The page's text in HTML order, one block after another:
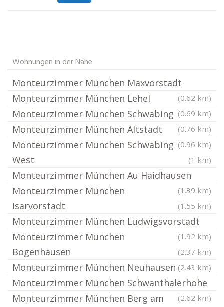
Wohnungen in der Nähe
Monteurzimmer München Maxvorstadt
(0.62 km)
Monteurzimmer München Lehel
(0.69 km)
Monteurzimmer München Schwabing
(0.76 km)
Monteurzimmer München Altstadt
(0.96 km)
Monteurzimmer München Schwabing
West
(1 km)
Monteurzimmer München Au Haidhausen
(1.39 km)
Monteurzimmer München
Isarvorstadt
(1.55 km)
Monteurzimmer München Ludwigsvorstadt
(1.92 km)
Monteurzimmer München
Bogenhausen
(2.37 km)
Monteurzimmer München Neuhausen (2.43 km)
Monteurzimmer München Schwanthalerhöhe
(2.62 km)
Monteurzimmer München Berg am